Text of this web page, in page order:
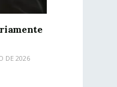
DE 2026